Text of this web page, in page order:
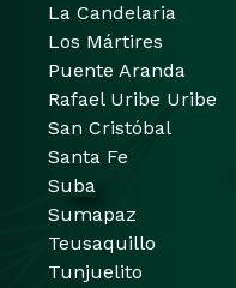
La Candelaria
Los Mártires
Puente Aranda
Rafael Uribe Uribe
San Cristóbal
Santa Fe
Suba
Sumapaz
Teusaquillo
Tunjuelito